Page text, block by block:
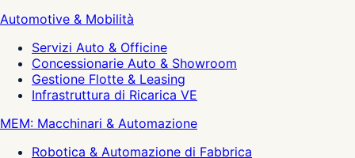
Automotive & Mobilità
Servizi Auto & Officine
Concessionarie Auto & Showroom
Gestione Flotte & Leasing
Infrastruttura di Ricarica VE
MEM: Macchinari & Automazione
Robotica & Automazione di Fabbrica